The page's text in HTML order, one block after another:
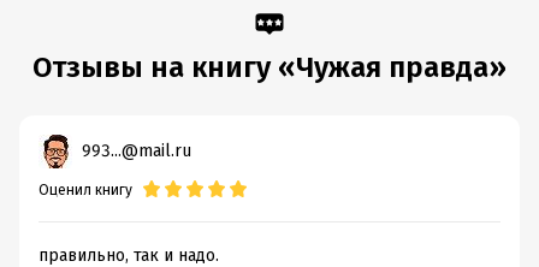
Отзывы на книгу «Чужая правда»
993...@mail.ru
Оценил книгу
правильно, так и надо.